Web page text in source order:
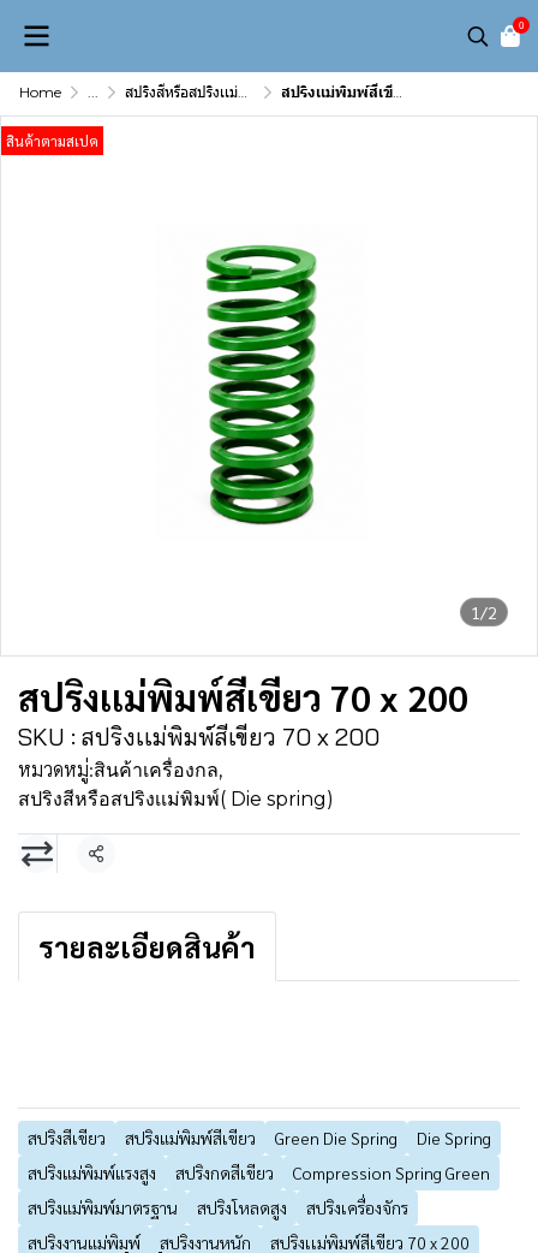
0
Home ... สปริงสีหรือสปริงเเม่พิมพ์( Die spring) สปริงเเม่พิมพ์สีเขียว 70 x 200
1/2
สินค้าตามสเปค
สปริงเเม่พิมพ์สีเขียว 70 x 200
SKU : สปริงเเม่พิมพ์สีเขียว 70 x 200
หมวดหมู่:สินค้าเครื่องกล,
สปริงสีหรือสปริงเเม่พิมพ์( Die spring)
แชร์
รายละเอียดสินค้า
สปริงสีเขียว สปริงแม่พิมพ์สีเขียว Green Die Spring
Die Spring
สปริงแม่พิมพ์แรงสูง
สปริงกดสีเขียว
Compression Spring Green
สปริงแม่พิมพ์มาตรฐาน
สปริงโหลดสูง
สปริงเครื่องจักร
สปริงงานแม่พิมพ์
สปริงงานหนัก สปริงเเม่พิมพ์สีเขียว 70 x 200